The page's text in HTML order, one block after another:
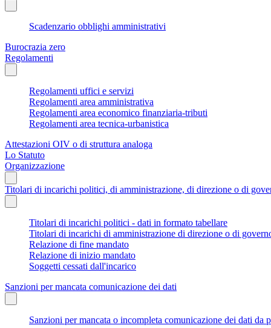
Scadenzario obblighi amministrativi
Burocrazia zero
Regolamenti
Regolamenti uffici e servizi
Regolamenti area amministrativa
Regolamenti area economico finanziaria-tributi
Regolamenti area tecnica-urbanistica
Attestazioni OIV o di struttura analoga
Lo Statuto
Organizzazione
Titolari di incarichi politici, di amministrazione, di direzione o di
Titolari di incarichi politici - dati in formato tabellare
Titolari di incarichi di amministrazione di direzione o di
Relazione di fine mandato
Relazione di inizio mandato
Soggetti cessati dall'incarico
Sanzioni per mancata comunicazione dei dati
Sanzioni per mancata o incompleta comunicazione dei dati